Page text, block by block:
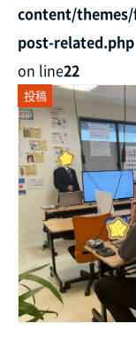
content/
post-related.php
on line22
投稿